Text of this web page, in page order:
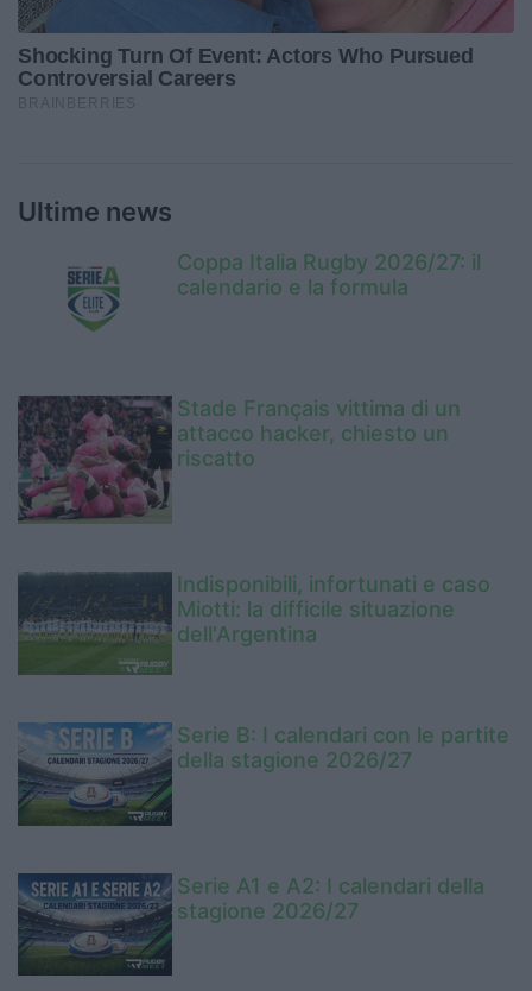
Ultime news
Coppa Italia Rugby 2026/27: il
calendario e la formula
Stade Français vittima di un
attacco hacker, chiesto un
riscatto
Indisponibili, infortunati e caso
Miotti: la difficile situazione
dell'Argentina
Serie B: I calendari con le partite
della stagione 2026/27
Serie A1 e A2: I calendari della
stagione 2026/27